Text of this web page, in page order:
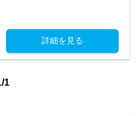
詳細を見る
1